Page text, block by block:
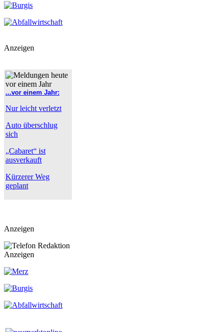
Anzeigen
...vor einem Jahr:
Nur leicht verletzt
Auto überschlug
sich
„Cabaret“ ist
ausverkauft
Kürzerer Weg
geplant
Anzeigen
Anzeigen